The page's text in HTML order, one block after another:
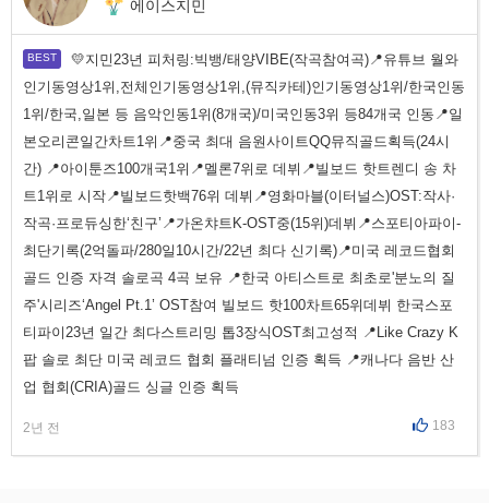
에이스지민
💛지민23년 피처링:빅뱅/태양VIBE(작곡참여곡)📍유튜브 월와
인기동영상1위,전체인기동영상1위,(뮤직카테)인기동영상1위/한국인동
1위/한국,일본 등 음악인동1위(8개국)/미국인동3위 등84개국 인동📍일
본오리콘일간차트1위📍중국 최대 음원사이트QQ뮤직골드획득(24시
간) 📍아이툰즈100개국1위📍멜론7위로 데뷔📍빌보드 핫트렌디 송 차
트1위로 시작📍빌보드핫백76위 데뷔📍영화마블(이터널스)OST:작사·
작곡·프로듀싱한‘친구’📍가온챠트K-OST중(15위)데뷔📍스포티아파이-
최단기록(2억돌파/280일10시간/22년 최다 신기록)📍미국 레코드협회
골드 인증 자격 솔로곡 4곡 보유 📍한국 아티스트로 최초로'분노의 질
주'시리즈‘Angel Pt.1’ OST참여 빌보드 핫100차트65위데뷔 한국스포
티파이23년 일간 최다스트리밍 톱3장식OST최고성적 📍Like Crazy K
팝 솔로 최단 미국 레코드 협회 플래티넘 인증 획득 📍캐나다 음반 산
업 협회(CRIA)골드 싱글 인증 획득
2년 전 183